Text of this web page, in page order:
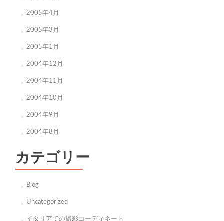
2005年4月
2005年3月
2005年1月
2004年12月
2004年11月
2004年10月
2004年9月
2004年8月
カテゴリー
Blog
Uncategorized
イタリアでの撮影コーディネート